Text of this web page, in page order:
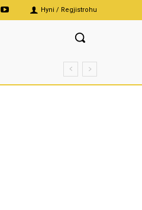
Hyni / Regjistrohu